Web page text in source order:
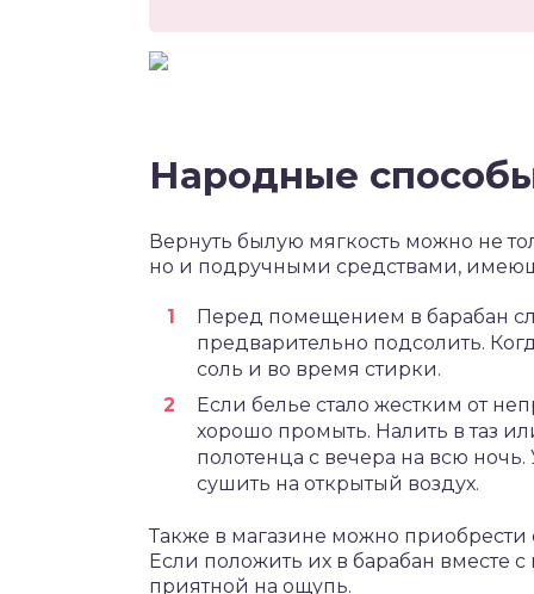
Народные
Вернуть былую мягкость можно не
но и подручными средствами,
Перед помещением в барабан
предварительно подсолить.
соль и во время стирки.
Если белье стало жестким от
хорошо промыть. Налить в таз
полотенца с вечера на всю
сушить на открытый воздух.
Также в магазине можно
Если положить их в барабан вместе
приятной на ощупь.